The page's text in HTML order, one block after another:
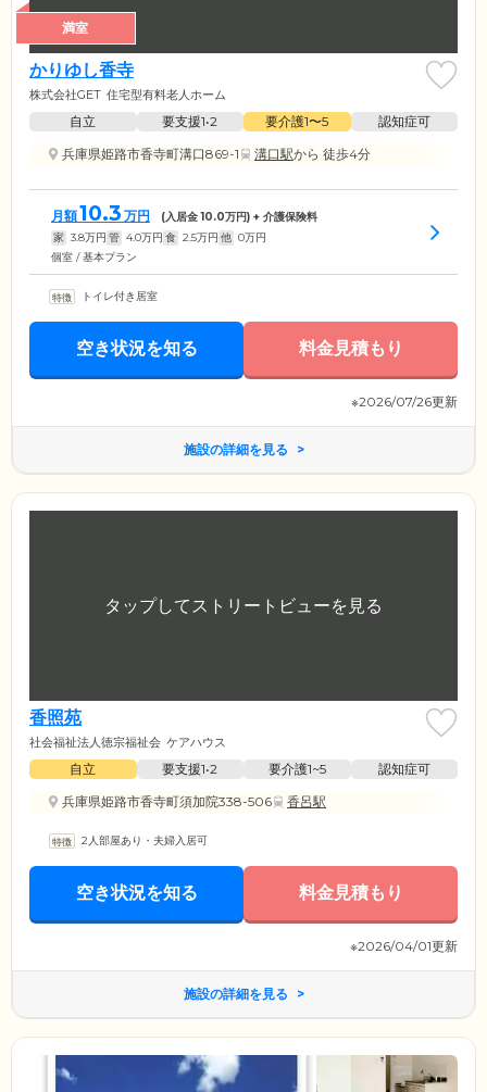
満室
かりゆし香寺
株式会社GET 住宅型有料老人ホーム
自立 要支援1•2 要介護1〜5
認知症可
兵庫県姫路市香寺町溝口869-1
溝口駅から 徒歩4分
月額10.3 万円 (入居金10.0万円) + 介護保険料
家 3.8万円 管 4.0万円 食 2.5万円 他 0万円
個室 / 基本プラン
トイレ付き居室
空き状況を知る 料金見積もり
※2026/07/26更新
施設の詳細を見る
香照苑
社会福祉法人徳宗福祉会 ケアハウス
自立 要支援1•2 要介護1~5
認知症可
兵庫県姫路市香寺町須加院338-506
香呂駅
2人部屋あり・夫婦入居可
空き状況を知る 料金見積もり
※2026/04/01更新
施設の詳細を見る